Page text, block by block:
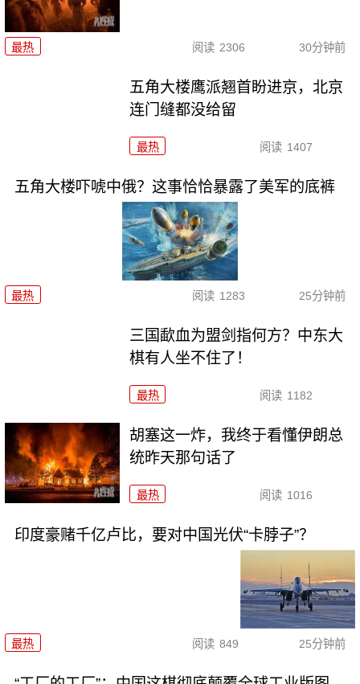
最热 阅读 2306 30分钟前
五角大楼鹰派翘首盼进京，北京
连门缝都没给留
最热 阅读 1407
五角大楼吓唬中俄？这事恰恰暴露了美军的底裤
最热 阅读 1283 25分钟前
三国歃血为盟剑指何方？中东大
棋有人坐不住了！
最热 阅读 1182
胡塞这一炸，我终于看懂伊朗总
统昨天那句话了
最热 阅读 1016
印度豪赌千亿卢比，要对中国光伏“卡脖子”？
最热 阅读 849 25分钟前